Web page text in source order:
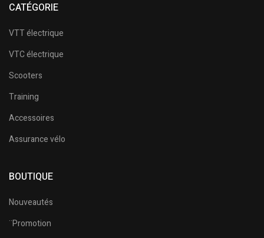
CATÉGORIE
VTT électrique
VTC électrique
Scooters
Training
Accessoires
Assurance vélo
BOUTIQUE
Nouveautés
¨Promotion